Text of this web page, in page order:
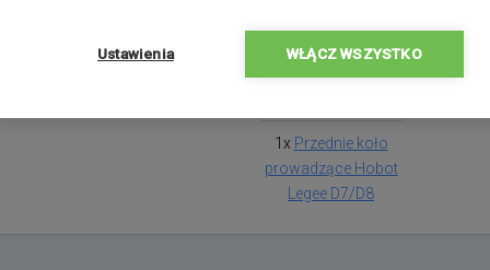
1x Przednie koło
prowadzące Hobot
Legee D7/D8
Ustawienia WŁĄCZ WSZYSTKO